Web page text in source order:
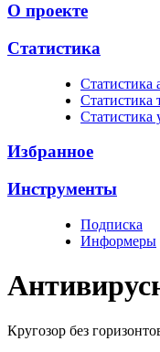
О проекте
Статистика
Cтатистика
Cтатистика
Cтатистика
Избранное
Инструменты
Подписка
Информеры
Кругозор без